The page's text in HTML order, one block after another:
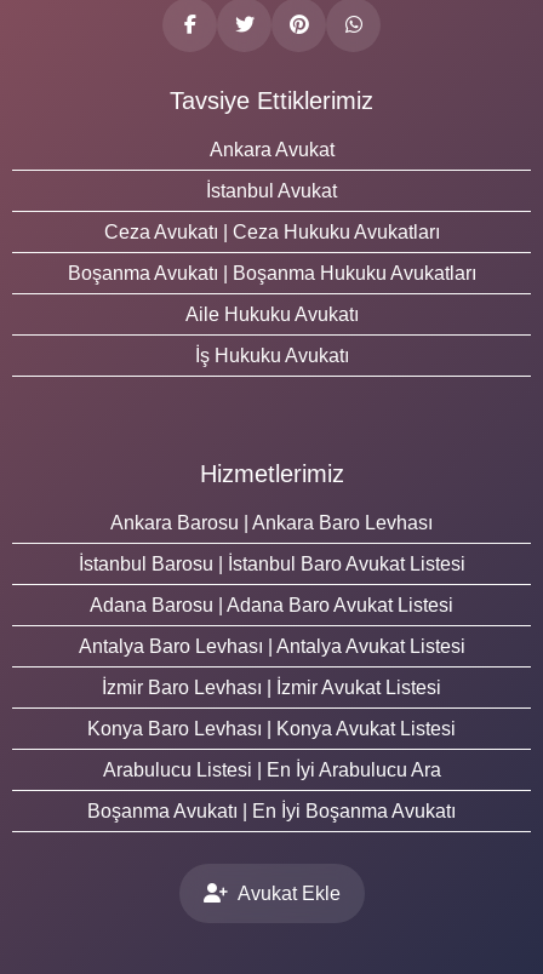
Tavsiye Ettiklerimiz
Ankara Avukat
İstanbul Avukat
Ceza Avukatı | Ceza Hukuku Avukatları
Boşanma Avukatı | Boşanma Hukuku Avukatları
Aile Hukuku Avukatı
İş Hukuku Avukatı
Hizmetlerimiz
Ankara Barosu | Ankara Baro Levhası
İstanbul Barosu | İstanbul Baro Avukat Listesi
Adana Barosu | Adana Baro Avukat Listesi
Antalya Baro Levhası | Antalya Avukat Listesi
İzmir Baro Levhası | İzmir Avukat Listesi
Konya Baro Levhası | Konya Avukat Listesi
Arabulucu Listesi | En İyi Arabulucu Ara
Boşanma Avukatı | En İyi Boşanma Avukatı
Avukat Ekle